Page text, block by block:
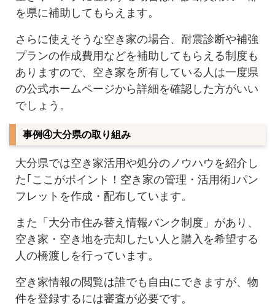
を県に補助してもらえます。
さらに使えそうな空き家の場合、耐震診断や補強
プランの作成費用などを補助してもらえる制度も
ありますので、空き家を所有している人は一度県
の公式ホームページから詳細を確認した方がいい
でしょう。
事例④大分県の取り組み
大分県では空き家活用や処分のノウハウを紹介し
た｢ここがポイント！空き家の管理・活用術｣パン
フレットを作成・配布しています。
また「大分市住み替え情報バンク制度」があり、
空き家・空き地を売却したい人と購入を希望する
人の橋渡しを行っています。
空き家情報の閲覧は誰でも自由にできますが、物
件を登録するには審査が必要です。